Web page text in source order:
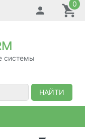
0
системы
НАЙТИ